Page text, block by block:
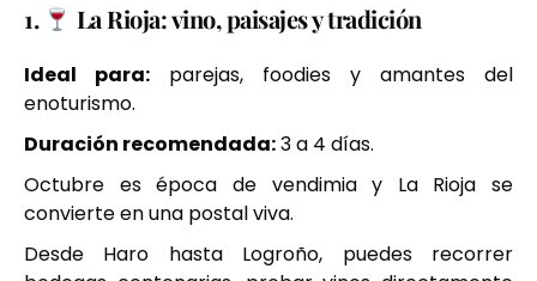
1. La Rioja: vino, paisajes y tradición
Ideal para: parejas, foodies y amantes del
enoturismo.
Duración recomendada:3 a 4 días.
Octubre es época de vendimia y La Rioja se
convierte en una postal viva.
Desde Haro hasta Logroño, puedes recorrer